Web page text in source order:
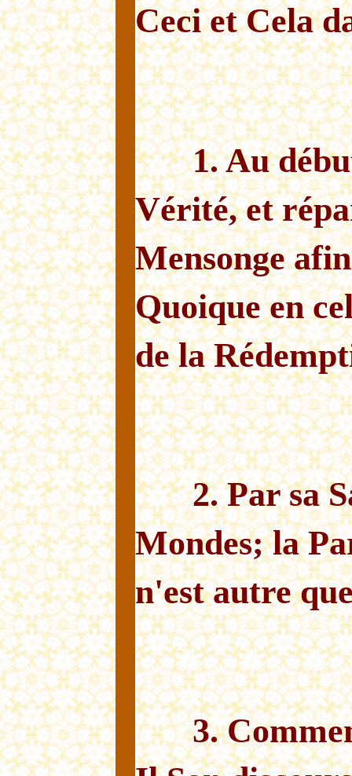
Ceci et Cela
1. Au
Vérité, et
Mensonge
Quoique en
de la
2. Par sa
Mondes; la
n'est autre
3.